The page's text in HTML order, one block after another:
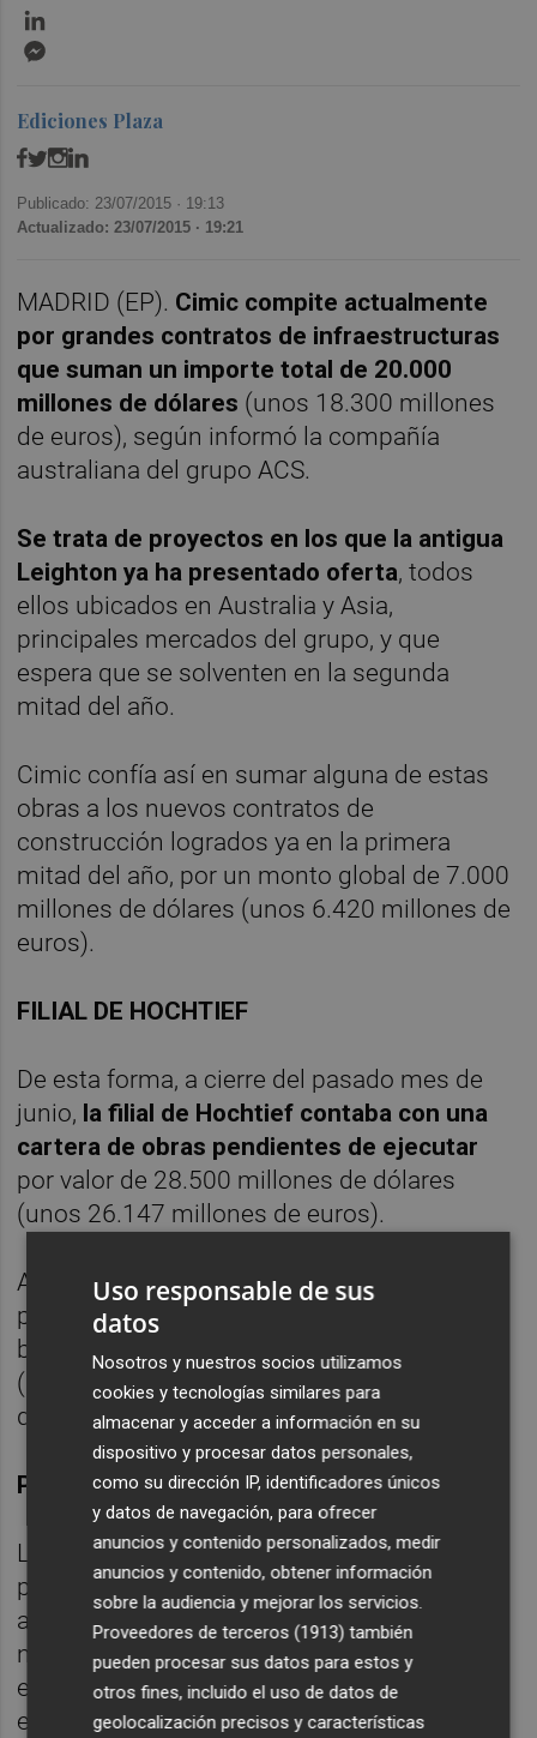
Ediciones Plaza
Publicado: 23/07/2015 · 19:13
Actualizado: 23/07/2015 · 19:21
MADRID (EP). Cimic compite actualmente
por grandes contratos de infraestructuras
que suman un importe total de 20.000
millones de dólares (unos 18.300 millones
de euros), según informó la compañía
australiana del grupo ACS.
Se trata de proyectos en los que la antigua
Leighton ya ha presentado oferta, todos
ellos ubicados en Australia y Asia,
principales mercados del grupo, y que
espera que se solventen en la segunda
mitad del año.
Cimic confía así en sumar alguna de estas
obras a los nuevos contratos de
construcción logrados ya en la primera
mitad del año, por un monto global de 7.000
millones de dólares (unos 6.420 millones de
euros).
FILIAL DE HOCHTIEF
De esta forma, a cierre del pasado mes de
junio, la filial de Hochtief contaba con una
cartera de obras pendientes de ejecutar
por valor de 28.500 millones de dólares
(unos 26.147 millones de euros).
Así consta en el informe de resultados del
primer semestre de Cimic, que registró un
beneficio neto de 257,2 millones de dólares
(unos 235 millones de euros), un 7,5% más
que un año antes.
PREVISIONES Y NUEVO DIRECTIVO
La compañía, que este ejercicio concluirá su
proceso de reestructuración y saneamiento,
asegura que la generación de caja de sus
negocios y la desinversión de activos no
estratégicos le permitirán recortar su deuda
en 1.000 millones de dólares (unos 920
Uso responsable de sus
datos
Nosotros y nuestros socios utilizamos
cookies y tecnologías similares para
almacenar y acceder a información en su
dispositivo y procesar datos personales,
como su dirección IP, identificadores únicos
y datos de navegación, para ofrecer
anuncios y contenido personalizados, medir
anuncios y contenido, obtener información
sobre la audiencia y mejorar los servicios.
Proveedores de terceros (1913) también
pueden procesar sus datos para estos y
otros fines, incluido el uso de datos de
geolocalización precisos y características